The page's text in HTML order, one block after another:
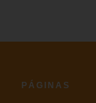
PÁGINAS